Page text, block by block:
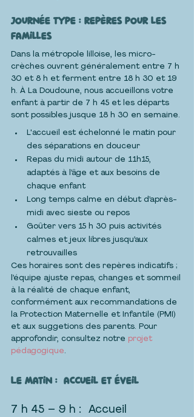
Journée type : repères pour les
familles
Dans la métropole lilloise, les micro-
crèches ouvrent généralement entre 7 h
30 et 8 h et ferment entre 18 h 30 et 19
h. À La Doudoune, nous accueillons votre
enfant à partir de 7 h 45 et les départs
sont possibles jusque 18 h 30 en semaine.
L'accueil est échelonné le matin pour
des séparations en douceur
Repas du midi autour de 11h15,
adaptés à l’âge et aux besoins de
chaque enfant
Long temps calme en début d’après-
midi avec sieste ou repos
Goûter vers 15 h 30 puis activités
calmes et jeux libres jusqu’aux
retrouvailles
Ces horaires sont des repères indicatifs ;
l’équipe ajuste repas, changes et sommeil
à la réalité de chaque enfant,
conformément aux recommandations de
la Protection Maternelle et Infantile (PMI)
et aux suggetions des parents. Pour
approfondir, consultez notre projet
pédagogique.
Le matin :  accueil et éveil
7 h 45 – 9 h :  Accueil